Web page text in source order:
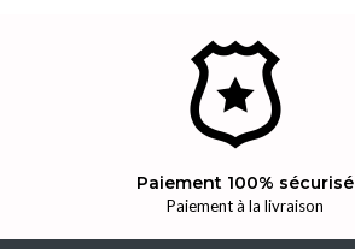
Paiement 100% sécurisé
Paiement à la livraison